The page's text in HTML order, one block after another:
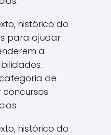
histórico do
para ajudar
a
de
histórico do